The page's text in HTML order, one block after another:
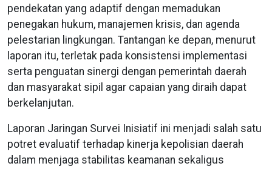
pendekatan yang adaptif dengan memadukan
penegakan hukum, manajemen krisis, dan agenda
pelestarian lingkungan. Tantangan ke depan, menurut
laporan itu, terletak pada konsistensi implementasi
serta penguatan sinergi dengan pemerintah daerah
dan masyarakat sipil agar capaian yang diraih dapat
berkelanjutan.
Laporan Jaringan Survei Inisiatif ini menjadi salah satu
potret evaluatif terhadap kinerja kepolisian daerah
dalam menjaga stabilitas keamanan sekaligus